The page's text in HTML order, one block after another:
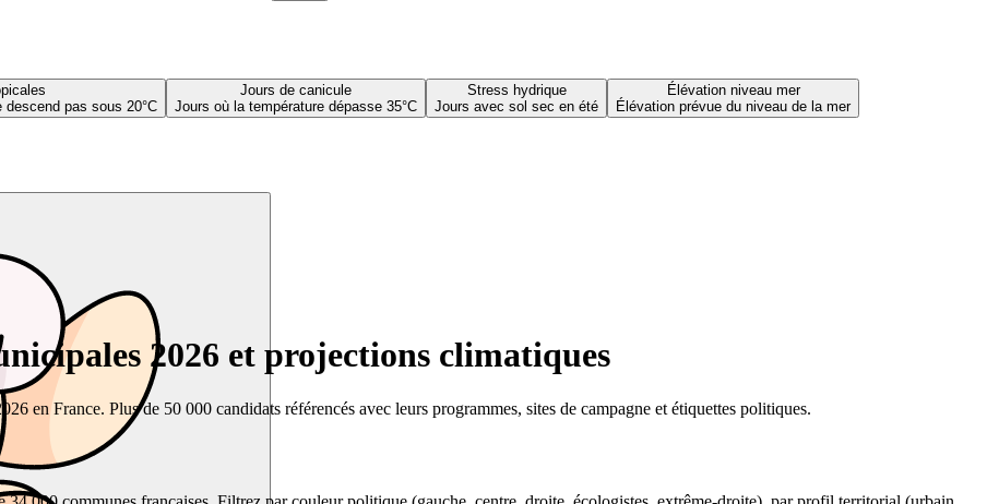
descend pas sous 20°C
Jours de canicule
Jours où la température dépasse 35°C
Stress hydrique
Jours avec sol sec en été
Élévation niveau mer
Élévation prévue du niveau de la mer
2026 et projections climatiques
en France. Plus de 50 000 candidats référencés avec leurs programmes, sites de campagne et étiquettes politiques.